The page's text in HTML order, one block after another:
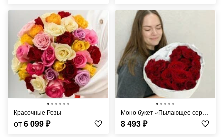
Красочные Розы
от6 099₽
Моно букет «Пылающее сердце»
8 493₽